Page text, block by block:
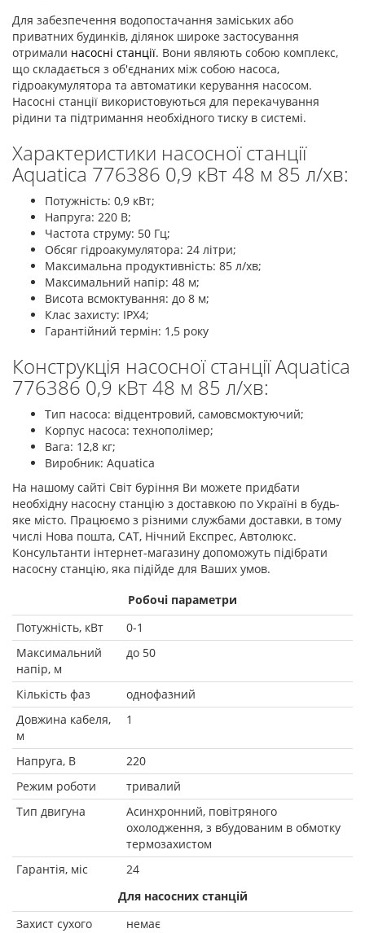
Для забезпечення водопостачання заміських або
приватних будинків, ділянок широке застосування
отримали насосні станції. Вони являють собою комплекс,
що складається з об'єднаних між собою насоса,
гідроакумулятора та автоматики керування насосом.
Насосні станції використовуються для перекачування
рідини та підтримання необхідного тиску в системі.
Характеристики насосної станції
Aquatica 776386 0,9 кВт 48 м 85 л/хв:
Потужність: 0,9 кВт;
Напруга: 220 В;
Частота струму: 50 Гц;
Обсяг гідроакумулятора: 24 літри;
Максимальна продуктивність: 85 л/хв;
Максимальний напір: 48 м;
Висота всмоктування: до 8 м;
Клас захисту: IPX4;
Гарантійний термін: 1,5 року
Конструкція насосної станції Aquatica
776386 0,9 кВт 48 м 85 л/хв:
Тип насоса: відцентровий, самовсмоктуючий;
Корпус насоса: технополімер;
Вага: 12,8 кг;
Виробник: Aquatica
На нашому сайті Світ буріння Ви можете придбати
необхідну насосну станцію з доставкою по Україні в будь-
яке місто. Працюємо з різними службами доставки, в тому
числі Нова пошта, САТ, Нічний Експрес, Автолюкс.
Консультанти інтернет-магазину допоможуть підібрати
насосну станцію, яка підійде для Ваших умов.
Робочі параметри
Потужність, кВт
0-1
Максимальний
напір, м
до 50
Кількість фаз
однофазний
Довжина кабеля,
м
1
Напруга, В
220
Режим роботи
тривалий
Тип двигуна
Асинхронний, повітряного
охолодження, з вбудованим в обмотку
термозахистом
Гарантія, міс
24
Для насосних станцій
Захист сухого
немає